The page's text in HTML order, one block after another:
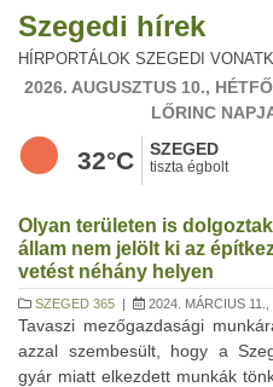
Szegedi hírek
HÍRPORTÁLOK SZEGEDI
2026. AUGUSZTUS 10.,
LŐRINC
32°C SZEGED
tiszta égbolt
Olyan területen is
állam nem jelölt ki az
vetést néhány helyen
SZEGED 365 | 2024. MÁRCIUS
Tavaszi mezőgazdasági
azzal szembesült, hogy a
gyár miatt elkezdett munkák